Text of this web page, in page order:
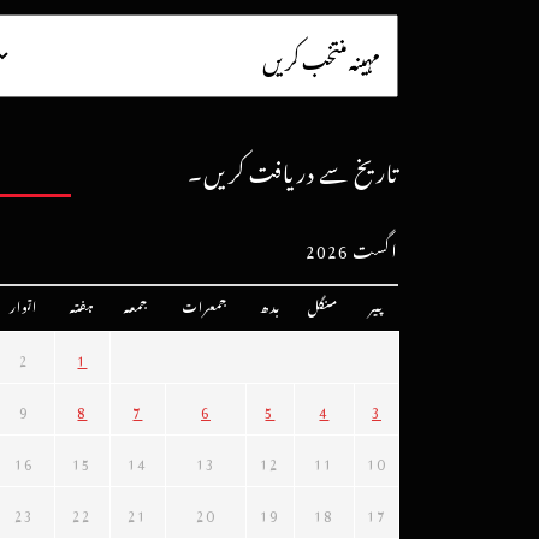
تاریخ سے دریافت کریں۔
اگست 2026
پیر منگل بدھ جمعرات جمعہ ہفتہ اتوار
1
2
3
4
5
6
7
8
9
10
11
12
13
14
15
16
17
18
19
20
21
22
23